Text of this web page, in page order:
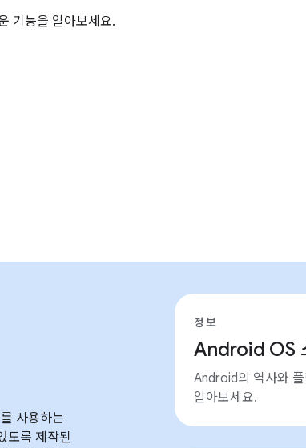
기능을 알아보세요.
사용하는
도록 제작된
정보
Android OS
Android의 역사와
알아보세요.